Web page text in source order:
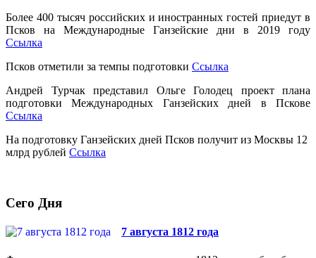
Более 400 тысяч российских и иностранных гостей приедут в
Псков на Международные Ганзейские дни в 2019 году
Ссылка
Псков отметили за темпы подготовки Ссылка
Андрей Турчак представил Ольге Голодец проект плана
подготовки Международных Ганзейских дней в Пскове
Ссылка
На подготовку Ганзейских дней Псков получит из Москвы 12
млрд рублей Ссылка
Сего Дня
7 августа 1812 года